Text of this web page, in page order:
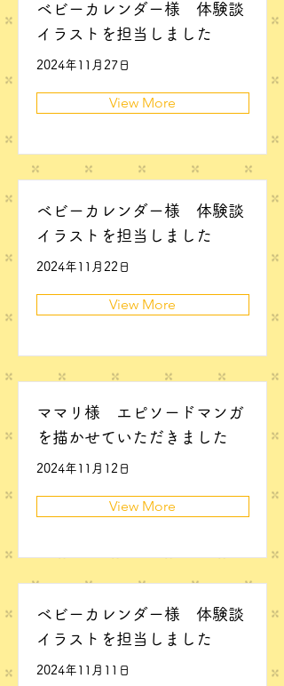
ベビーカレンダー様 体験談
イラストを担当しました
2024年11月27日
View More
ベビーカレンダー様 体験談
イラストを担当しました
2024年11月22日
View More
ママリ様 エピソードマンガ
を描かせていただきました
2024年11月12日
View More
ベビーカレンダー様 体験談
イラストを担当しました
2024年11月11日